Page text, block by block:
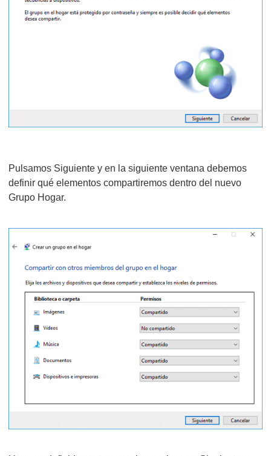
Pulsamos Siguiente y en la siguiente ventana debemos
definir qué elementos compartiremos dentro del nuevo
Grupo Hogar.